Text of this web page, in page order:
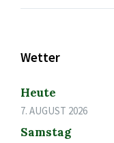
Wetter
Heute
7. AUGUST 2026
Samstag